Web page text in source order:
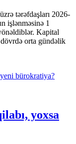
tərəfdaşları 2026-
işlənməsinə 1
Kapital
orta gündəlik
yoxsa